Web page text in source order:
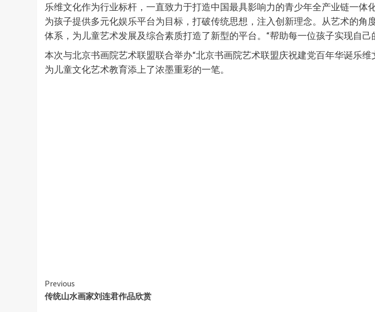
乐维文化作为行业标杆，一直致力于打造中国最具影响力的青少年全产业链一体
为孩子提供多元化娱乐平台为目标，打破传统思想，注入创新理念。从艺术的
体系，为儿童艺术发展及综合素质打造了新型的平台。“帮助每一位孩子实现自己
本次与北京书画院艺术联盟联合举办“北京书画院艺术联盟庆祝建党百年华诞乐
为儿童文化艺术教育添上了浓墨重彩的一笔。
Continue
Reading
Previous
传统山水画家刘连君作品欣赏